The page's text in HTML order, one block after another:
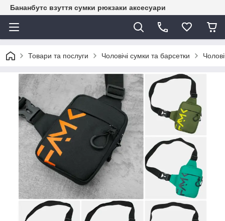
Бананбутс взуття сумки рюкзаки аксесуари
Товари та послуги Чоловічі сумки та барсетки